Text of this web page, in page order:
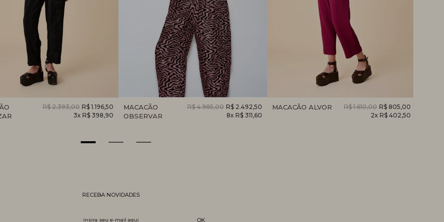
R$ 2.393,00 R$ 1.196,50
3x R$ 398,90
MACACÃO
OBSERVAR
R$ 4.985,00 R$ 2.492,50
8x R$ 311,60
MACACÃO ALVOR R$ 1.610,00 R$ 805,00
2x R$ 402,50
RECEBA NOVIDADES